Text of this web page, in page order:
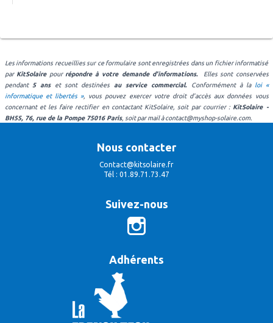
Quel est votre budget maximum pour ce projet
d'installation solaire ?*
Budget : 300 €
ETAPE SUIVANTE
Souhaitez-vous une batterie pour stocker le
Oui
Non
ETAPE SUIVANTE
* Merci de répondre à
Civilité*
Monsieur Madame
Nom*
La prise de contact avec l’un de nos experts sera plus
facile s’il a des questions sur votre projet.
Votre demande est en cours
d'envoi.
Les informations recueillies sur ce formulaire sont enregistrées dans un fichier informatisé
par KitSolaire pour répondre à votre demande d'informations.
Elles sont conservées
pendant5 ans et sont destinées au service commercial. Conformément à la loi «
informatique et libertés », vous pouvez exercer votre droit d'accès aux données vous
concernant et les faire rectifier en contactant KitSolaire, soit par courrier : KitSolaire -
BH55, 76, rue de la Pompe 75016 Paris, soit par mail à contact@myshop-solaire.com.
Nous contacter
Contact@kitsolaire.fr
Tél : 01.89.71.73.47
Suivez-nous
Adhérents